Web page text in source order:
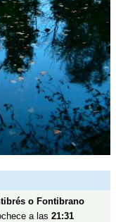
o Fontibrano
a las 21:31